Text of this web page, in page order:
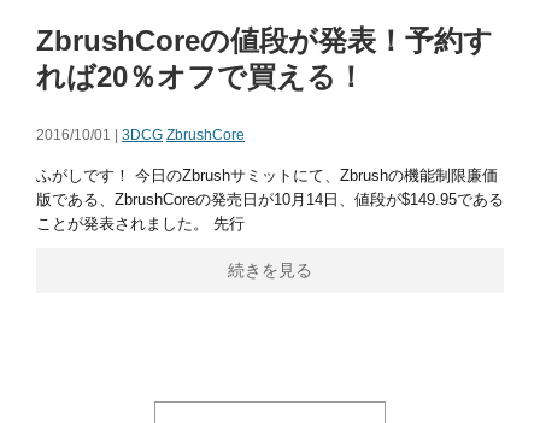
ZbrushCoreの値段が発表！予約す
れば20％オフで買える！
2016/10/01 | 3DCG ZbrushCore
ふがしです！ 今日のZbrushサミットにて、Zbrushの機能制限廉価
版である、ZbrushCoreの発売日が10月14日、値段が$149.95である
ことが発表されました。 先行
続きを見る